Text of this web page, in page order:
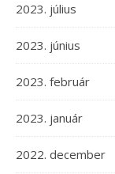
2023. július
2023. június
2023. február
2023. január
2022. december